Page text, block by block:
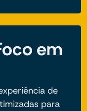
em
de
para